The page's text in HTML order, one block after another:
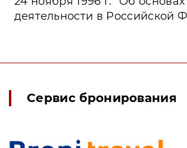
деятельности в Российской
Сервис бронирования